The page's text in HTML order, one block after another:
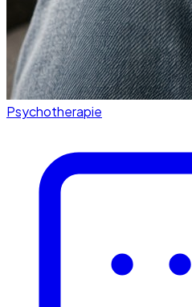
Psychotherapie